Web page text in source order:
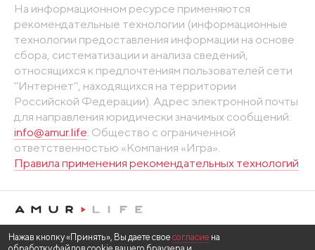
На информационном ресурсе применяются
рекомендательные технологии (информационные
технологии предоставления информации на основе
сбора, систематизации и анализа сведений,
относящихся к предпочтениям пользователей сети
"Интернет", находящихся на территории
Российской Федерации). Адрес электронной почты
для направления юридически значимых сообщений:
info@amur.life . Общество с ограниченной
ответственностью «Компания «Игра».
Правила применения рекомендательных технологий
Нажав кнопку «Принять», Вы даете свое согласие на